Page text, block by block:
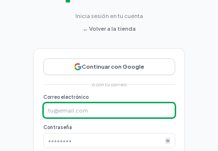
Inicia sesión en tu cuenta
← Volver a la tienda
Continuar con Google
o con tu correo
Correo electrónico
Contraseña
👁